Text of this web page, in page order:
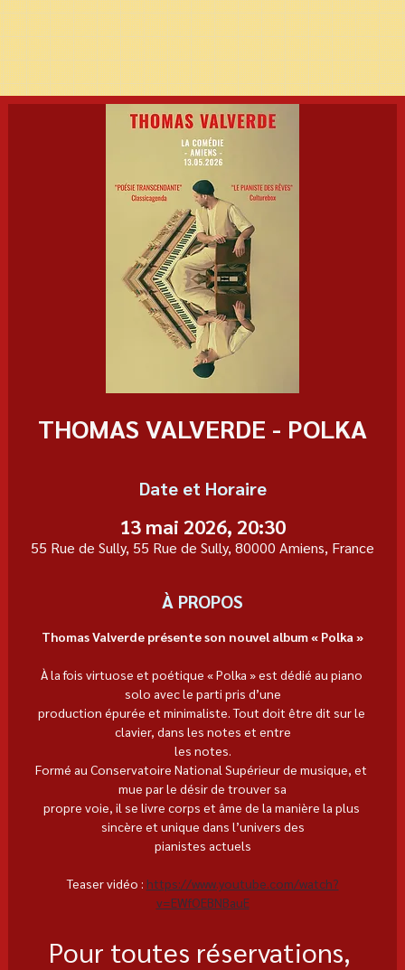
THOMAS VALVERDE - POLKA
Date et Horaire
13 mai 2026, 20:30
55 Rue de Sully, 55 Rue de Sully, 80000 Amiens, France
À PROPOS
Thomas Valverde présente son nouvel album « Polka »
À la fois virtuose et poétique « Polka » est dédié au piano
solo avec le parti pris d’une
production épurée et minimaliste. Tout doit être dit sur le
clavier, dans les notes et entre
les notes.
Formé au Conservatoire National Supérieur de musique, et
mue par le désir de trouver sa
propre voie, il se livre corps et âme de la manière la plus
sincère et unique dans l’univers des
pianistes actuels
Teaser vidéo : https://www.youtube.com/watch?
v=EWfOEBNBauE
Pour toutes réservations,